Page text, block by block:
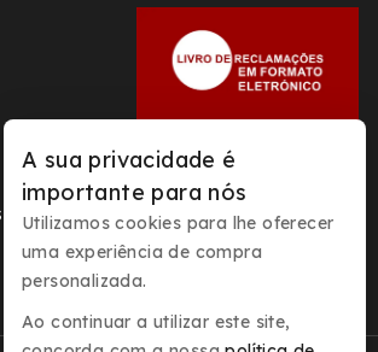
A sua privacidade é
importante para nós
Utilizamos cookies para lhe oferecer
uma experiência de compra
personalizada.
Ao continuar a utilizar este site,